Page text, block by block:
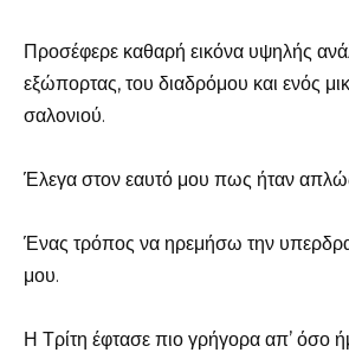
Προσέφερε καθαρή εικόνα υψηλής
εξώπορτας, του διαδρόμου και ενός
σαλονιού.
Έλεγα στον εαυτό μου πως ήταν
Ένας τρόπος να ηρεμήσω την
μου.
Η Τρίτη έφτασε πιο γρήγορα απ’ όσο